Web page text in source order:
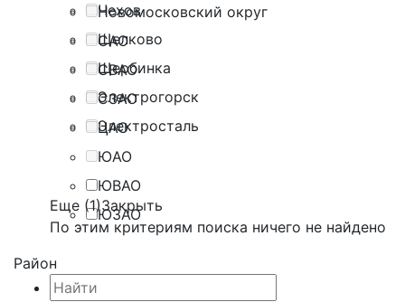
Чехов
Щелково
Щербинка
Электрогорск
Электросталь
Новомосковский округ
САО
СВАО
СЗАО
ЦАО
ЮАО
ЮВАО
ЮЗАО
Еще (1)Закрыть
По этим критериям поиска ничего не найдено
Район